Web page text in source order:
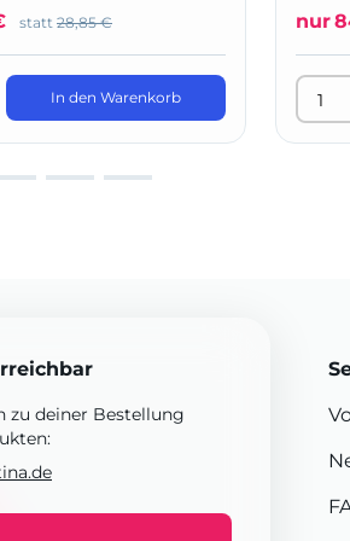
statt 28,85 €
In den Warenkorb
nur
zu deiner Bestellung